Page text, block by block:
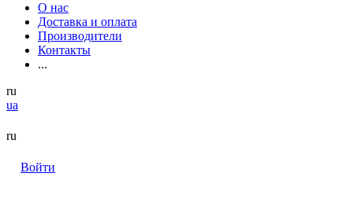
О нас
Доставка и оплата
Производители
Контакты
...
ru
ua
ru
Войти